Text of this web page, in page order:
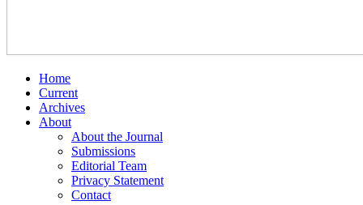
Home
Current
Archives
About
About the Journal
Submissions
Editorial Team
Privacy Statement
Contact